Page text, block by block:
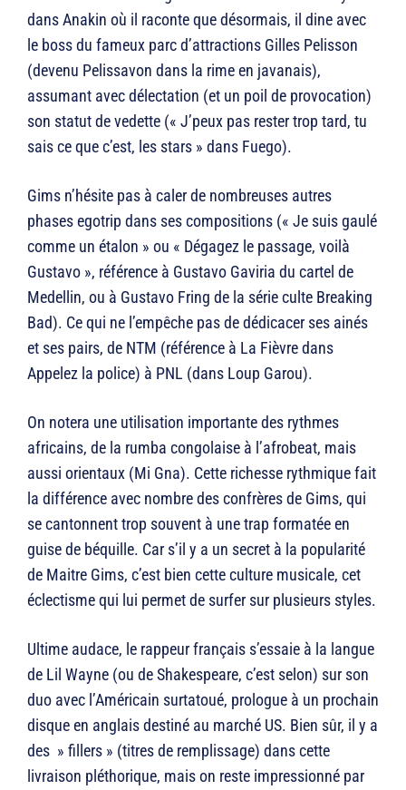
dans Anakin où il raconte que désormais, il dine avec
le boss du fameux parc d’attractions Gilles Pelisson
(devenu Pelissavon dans la rime en javanais),
assumant avec délectation (et un poil de provocation)
son statut de vedette (« J’peux pas rester trop tard, tu
sais ce que c’est, les stars » dans Fuego).
Gims n’hésite pas à caler de nombreuses autres
phases egotrip dans ses compositions (« Je suis gaulé
comme un étalon » ou « Dégagez le passage, voilà
Gustavo », référence à Gustavo Gaviria du cartel de
Medellin, ou à Gustavo Fring de la série culte Breaking
Bad). Ce qui ne l’empêche pas de dédicacer ses ainés
et ses pairs, de NTM (référence à La Fièvre dans
Appelez la police) à PNL (dans Loup Garou).
On notera une utilisation importante des rythmes
africains, de la rumba congolaise à l’afrobeat, mais
aussi orientaux (Mi Gna). Cette richesse rythmique fait
la différence avec nombre des confrères de Gims, qui
se cantonnent trop souvent à une trap formatée en
guise de béquille. Car s’il y a un secret à la popularité
de Maitre Gims, c’est bien cette culture musicale, cet
éclectisme qui lui permet de surfer sur plusieurs styles.
Ultime audace, le rappeur français s’essaie à la langue
de Lil Wayne (ou de Shakespeare, c’est selon) sur son
duo avec l’Américain surtatoué, prologue à un prochain
disque en anglais destiné au marché US. Bien sûr, il y a
des » fillers » (titres de remplissage) dans cette
livraison pléthorique, mais on reste impressionné par